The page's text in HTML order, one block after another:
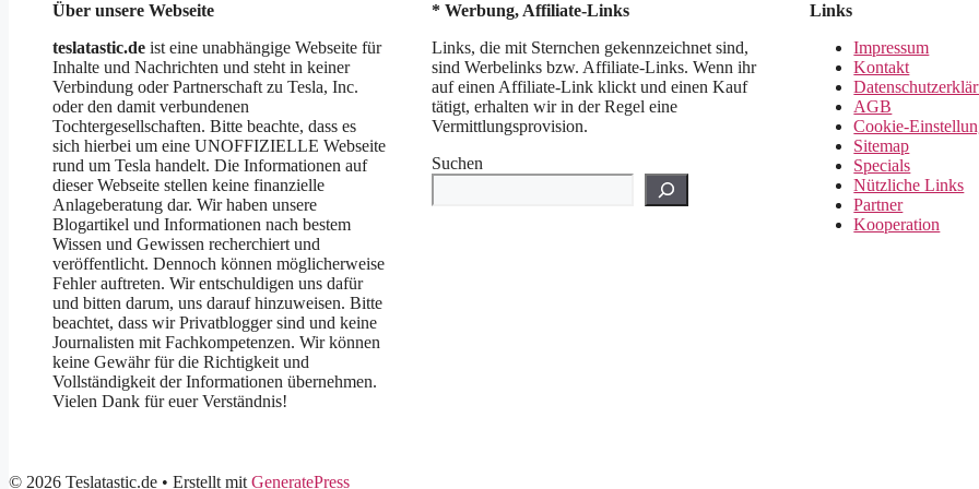
Über unsere Webseite
teslatastic.de ist eine unabhängige Webseite für
Inhalte und Nachrichten und steht in keiner
Verbindung oder Partnerschaft zu Tesla, Inc.
oder den damit verbundenen
Tochtergesellschaften. Bitte beachte, dass es
sich hierbei um eine UNOFFIZIELLE Webseite
rund um Tesla handelt. Die Informationen auf
dieser Webseite stellen keine finanzielle
Anlageberatung dar. Wir haben unsere
Blogartikel und Informationen nach bestem
Wissen und Gewissen recherchiert und
veröffentlicht. Dennoch können möglicherweise
Fehler auftreten. Wir entschuldigen uns dafür
und bitten darum, uns darauf hinzuweisen. Bitte
beachtet, dass wir Privatblogger sind und keine
Journalisten mit Fachkompetenzen. Wir können
keine Gewähr für die Richtigkeit und
Vollständigkeit der Informationen übernehmen.
Vielen Dank für euer Verständnis!
* Werbung, Affiliate-Links
Links, die mit Sternchen gekennzeichnet sind,
sind Werbelinks bzw. Affiliate-Links. Wenn ihr
auf einen Affiliate-Link klickt und einen Kauf
tätigt, erhalten wir in der Regel eine
Vermittlungsprovision.
Suchen
Links
Impressum
Kontakt
AGB
Cookie-
Sitemap
Specials
Nützliche Links
Partner
Kooperation
© 2026 Teslatastic.de • Erstellt mit GeneratePress